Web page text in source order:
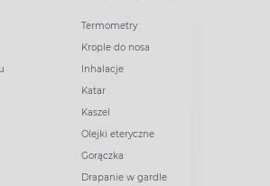
Termometry
Krople do nosa
Inhalacje
Katar
Kaszel
Olejki eteryczne
Gorączka
Drapanie w gardle